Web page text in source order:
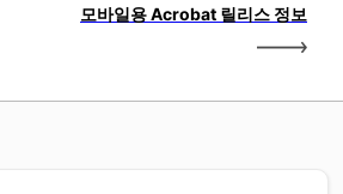
모바일용 Acrobat 릴리스 정보